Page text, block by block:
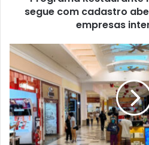
segue com cadastro
empresas